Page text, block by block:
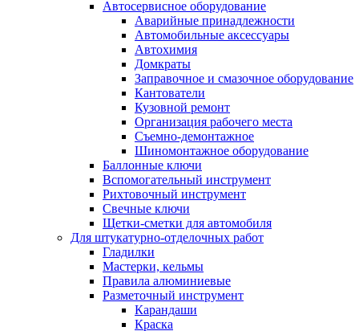
Автосервисное оборудование
Аварийные принадлежности
Автомобильные аксессуары
Автохимия
Домкраты
Заправочное и смазочное оборудование
Кантователи
Кузовной ремонт
Организация рабочего места
Съемно-демонтажное
Шиномонтажное оборудование
Баллонные ключи
Вспомогательный инструмент
Рихтовочный инструмент
Свечные ключи
Щетки-сметки для автомобиля
Для штукатурно-отделочных работ
Гладилки
Мастерки, кельмы
Правила алюминиевые
Разметочный инструмент
Карандаши
Краска